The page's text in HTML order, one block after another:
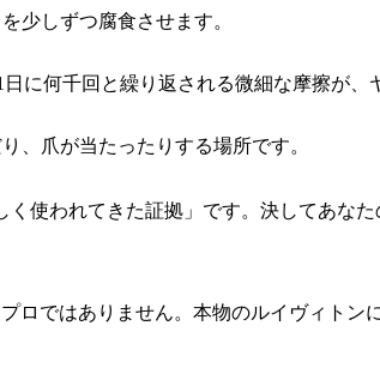
少しずつ腐食させます。
に何千回と繰り返される微細な摩擦が、
、爪が当たったりする場所です。
使われてきた証拠」です。決してあなた
ロではありません。本物のルイヴィト